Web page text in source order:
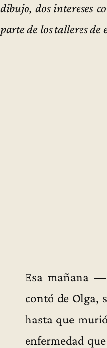
dibujo, dos intereses
parte de los talleres
Esa mañana
contó de Olga,
hasta que
enfermedad